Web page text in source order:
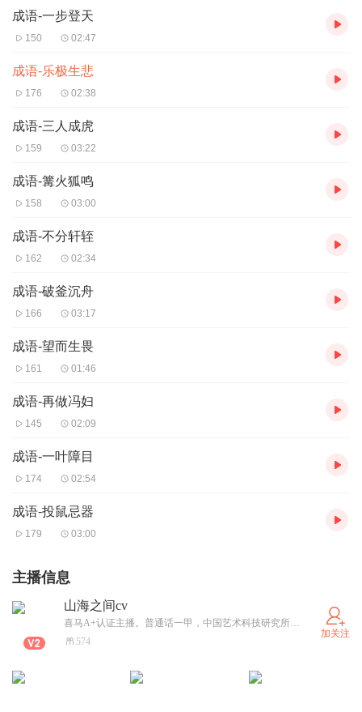
成语-一步登天
150 02:47
成语-乐极生悲
176 02:38
成语-三人成虎
159 03:22
成语-篝火狐鸣
158 03:00
成语-不分轩轾
162 02:34
成语-破釜沉舟
166 03:17
成语-望而生畏
161 01:46
成语-再做冯妇
145 02:09
成语-一叶障目
174 02:54
成语-投鼠忌器
179 03:00
主播信息
山海之间cv
喜马A+认证主播。普通话一甲，中国艺术科技研究所主持考级执考官，IPA国际注册高级汉语教师。声自山海，御风而行……我是山海之间，用温暖的声音为您讲述光阴里的故事！
574
加关注